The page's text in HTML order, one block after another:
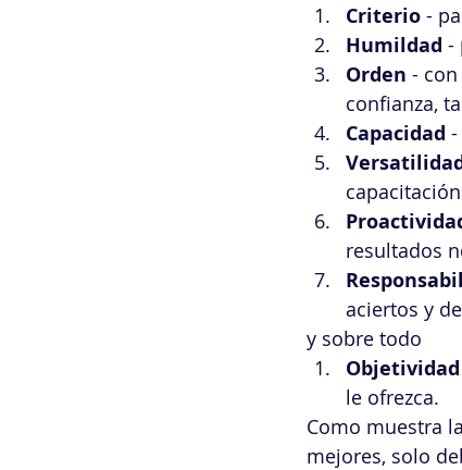
Criterio -
Humildad -
Orden -
confianza,
Capacidad
resultados
aciertos y
y sobre todo
le ofrezca.
Como muestra
mejores, solo